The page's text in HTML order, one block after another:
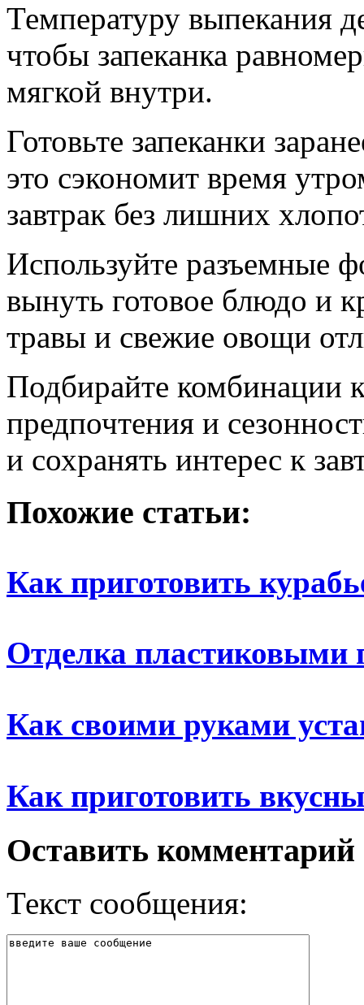
Температуру выпекания
чтобы запеканка
мягкой внутри.
Готовьте запеканки
это сэкономит время
завтрак без лишних
Используйте разъемные
вынуть готовое блюдо и
травы и свежие овощи
Подбирайте комбинации
предпочтения и
и сохранять интерес к
Похожие статьи:
Как приготовить
Отделка пластиковыми
Как своими руками
Как приготовить
Оставить комментарий
Текст сообщения: